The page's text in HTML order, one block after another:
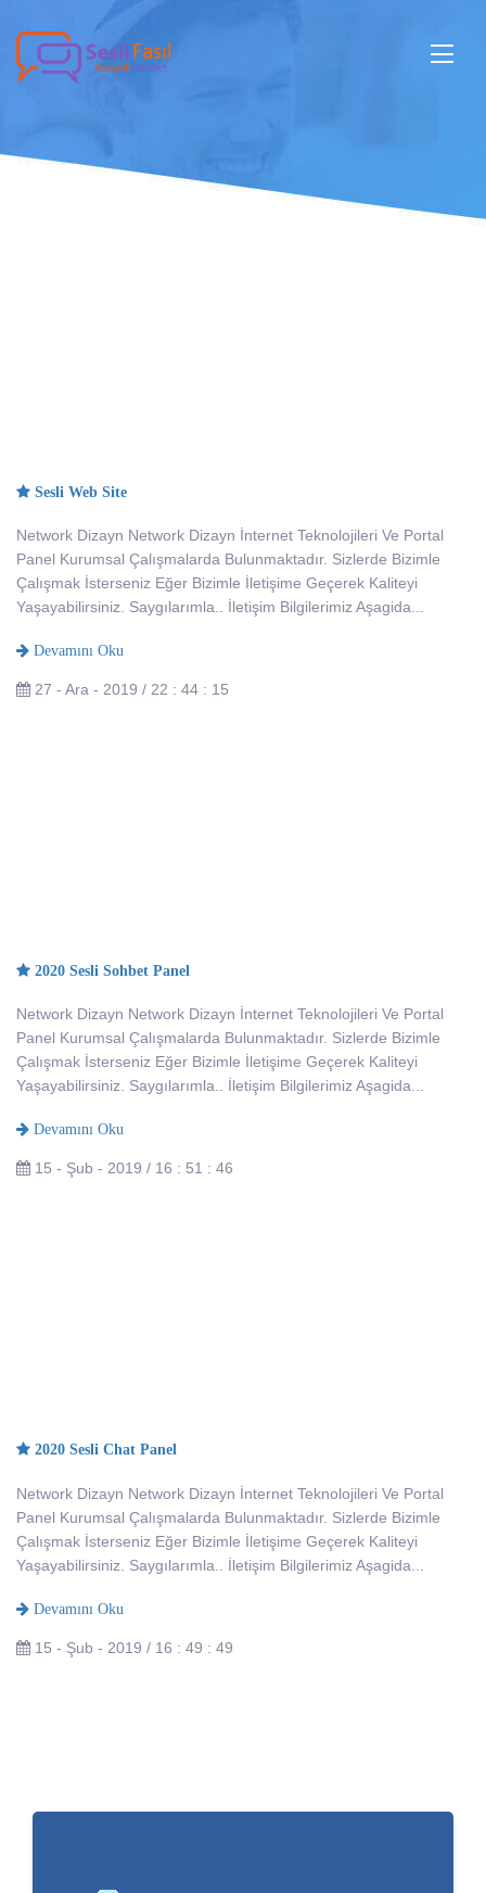
Sesli Web Site
Network Dizayn Network Dizayn İnternet Teknolojileri Ve Portal
Panel Kurumsal Çalışmalarda Bulunmaktadır. Sizlerde Bizimle
Çalışmak İsterseniz Eğer Bizimle İletişime Geçerek Kaliteyi
Yaşayabilirsiniz. Saygılarımla.. İletişim Bilgilerimiz Aşagida...
Devamını Oku
27 - Ara - 2019 / 22 : 44 : 15
2020 Sesli Sohbet Panel
Network Dizayn Network Dizayn İnternet Teknolojileri Ve Portal
Panel Kurumsal Çalışmalarda Bulunmaktadır. Sizlerde Bizimle
Çalışmak İsterseniz Eğer Bizimle İletişime Geçerek Kaliteyi
Yaşayabilirsiniz. Saygılarımla.. İletişim Bilgilerimiz Aşagida...
Devamını Oku
15 - Şub - 2019 / 16 : 51 : 46
2020 Sesli Chat Panel
Network Dizayn Network Dizayn İnternet Teknolojileri Ve Portal
Panel Kurumsal Çalışmalarda Bulunmaktadır. Sizlerde Bizimle
Çalışmak İsterseniz Eğer Bizimle İletişime Geçerek Kaliteyi
Yaşayabilirsiniz. Saygılarımla.. İletişim Bilgilerimiz Aşagida...
Devamını Oku
15 - Şub - 2019 / 16 : 49 : 49